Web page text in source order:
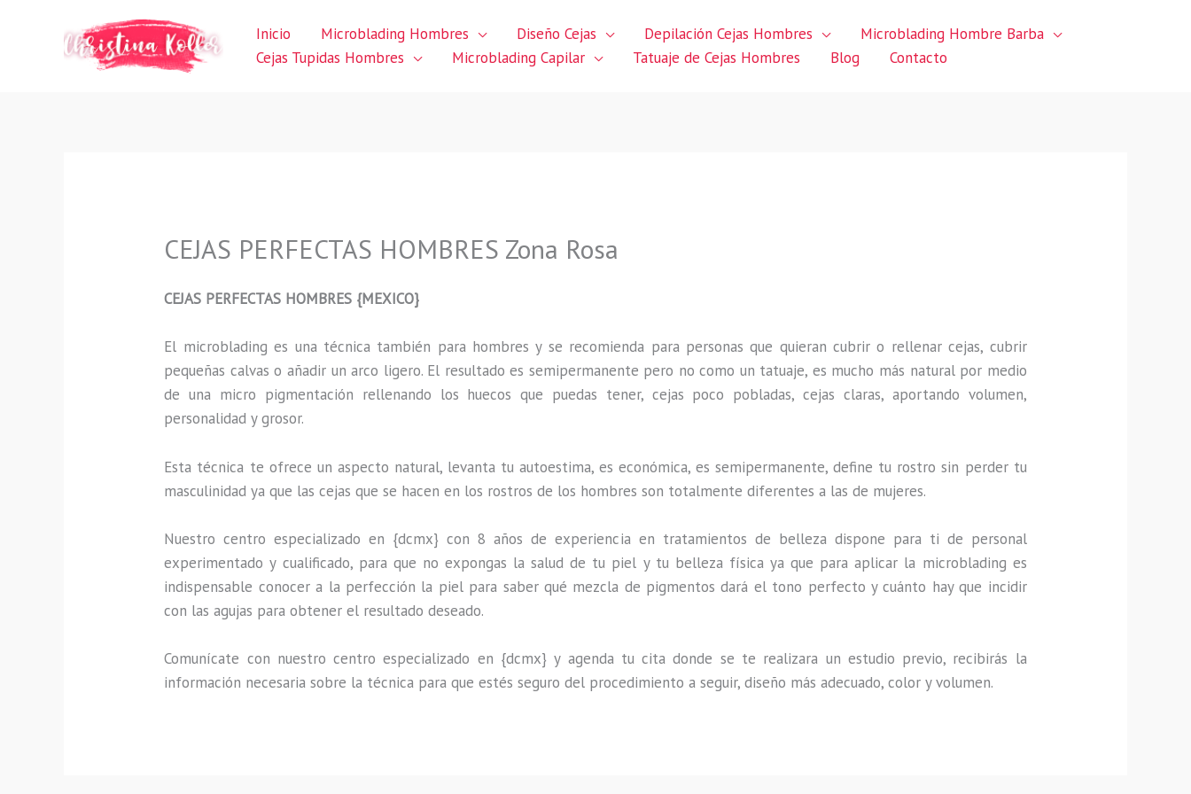
Inicio Microblading Hombres Diseño Cejas Depilación Cejas Hombres
Microblading Hombre Barba
Cejas Tupidas Hombres
Microblading Capilar Tatuaje de Cejas Hombres Blog Contacto
CEJAS PERFECTAS HOMBRES Zona Rosa
CEJAS PERFECTAS HOMBRES {MEXICO}
El microbladinges una técnica también para hombres y se recomienda para personas que quierancubrir o rellenar cejas, cubrir
pequeñas calvas o añadir un arco ligero.El resultado es semipermanente pero no como un tatuaje, es mucho más natural por medio
de una micro pigmentación rellenando los huecos que puedas tener, cejas poco pobladas, cejas claras, aportando volumen,
personalidad y grosor.
Esta técnica te ofrece un aspecto natural, levanta tu autoestima, es económica, es semipermanente, define tu rostro sin perder tu
masculinidad ya que las cejas que se hacen en los rostros de los hombres son totalmente diferentes a las de mujeres.
Nuestro centro especializado en {dcmx} con 8 años de experiencia en tratamientos de belleza dispone para ti de personal
experimentado y cualificado, para que no expongas la salud de tu piel y tu belleza física ya que para aplicar la microblading es
indispensable conocer a la perfección la piel para saber qué mezcla de pigmentos dará el tono perfecto y cuánto hay que incidir
con las agujas para obtener el resultado deseado.
Comunícate con nuestro centro especializado en {dcmx} y agenda tu cita donde se te realizara un estudio previo, recibirás la
información necesaria sobre la técnica para que estés seguro del procedimiento a seguir, diseño más adecuado, color y volumen.